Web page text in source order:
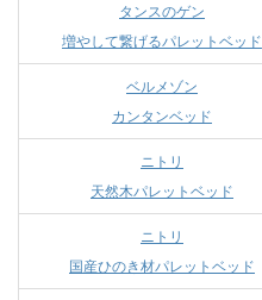
タンスのゲン
増やして繋げるパレットベッド
ベルメゾン
カンタンベッド
ニトリ
天然木パレットベッド
ニトリ
国産ひのき材パレットベッド